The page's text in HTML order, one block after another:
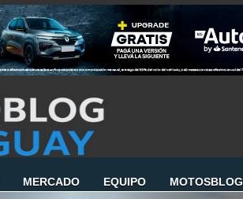
MERCADO EQUIPO MOTOSBLOG